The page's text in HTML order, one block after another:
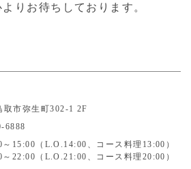
りお待ちしております。
取市弥生町302-1 2F
6888
15:00（L.O.14:00、コース料理13:00）
22:00（L.O.21:00、コース料理20:00）